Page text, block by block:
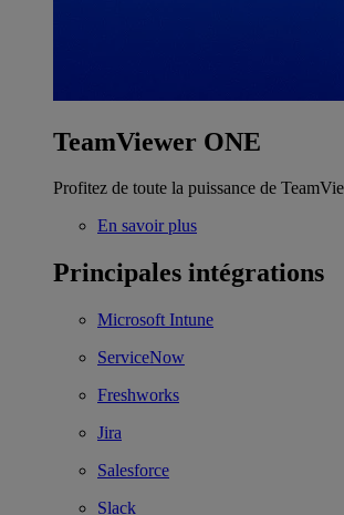
TeamViewer ONE
Profitez de toute la puissance de
En savoir plus
Principales intégrations
Microsoft Intune
ServiceNow
Freshworks
Jira
Salesforce
Slack